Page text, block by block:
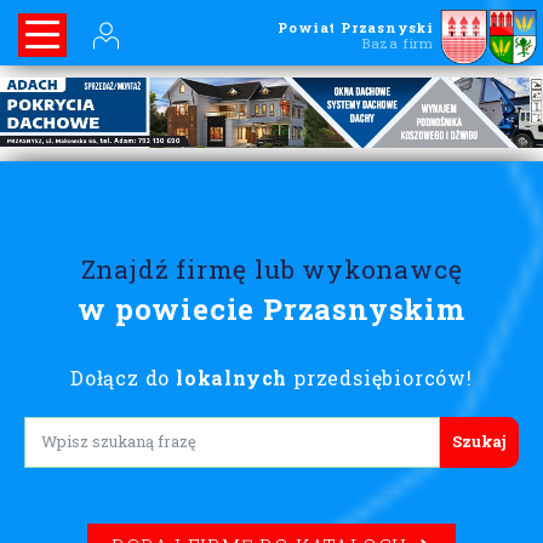
Powiat Przasnyski
Baza firm
Znajdź firmę lub wykonawcę
w powiecie Przasnyskim
Dołącz do lokalnych przedsiębiorców!
Lorem ipsum